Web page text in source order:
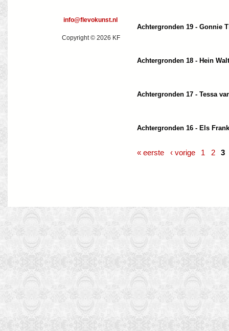
info@flevokunst.nl
Copyright © 2026 KF
Achtergronden 19 - Gonnie
Achtergronden 18 - Hein
Achtergronden 17 - Tessa
Achtergronden 16 - Els
Pagina's
« eerste ‹ vorige 1 2 3